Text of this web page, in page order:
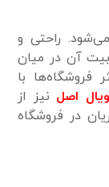
راحتی و
آن در میان
با
اصل نیز از
در فروشگاه